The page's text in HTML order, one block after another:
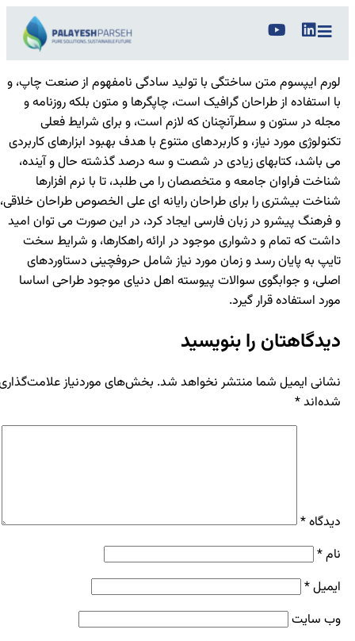
لورم ایپسوم متن ساختگی با تولید سادگی نامفهوم از صنعت چاپ، و
با استفاده از طراحان گرافیک است، چاپگرها و متون بلکه روزنامه و
مجله در ستون و سطرآنچنان که لازم است، و برای شرایط فعلی
تکنولوژی مورد نیاز، و کاربردهای متنوع با هدف بهبود ابزارهای کاربردی
می باشد، کتابهای زیادی در شصت و سه درصد گذشته حال و آینده،
شناخت فراوان جامعه و متخصصان را می طلبد، تا با نرم افزارها
شناخت بیشتری را برای طراحان رایانه ای علی الخصوص طراحان خلاقی،
و فرهنگ پیشرو در زبان فارسی ایجاد کرد، در این صورت می توان امید
داشت که تمام و دشواری موجود در ارائه راهکارها، و شرایط سخت
تایپ به پایان رسد و زمان مورد نیاز شامل حروفچینی دستاوردهای
اصلی، و جوابگوی سوالات پیوسته اهل دنیای موجود طراحی اساسا
مورد استفاده قرار گیرد.
دیدگاهتان را بنویسید
نشانی ایمیل شما منتشر نخواهد شد.بخش‌های موردنیاز علامت‌گذاری
شده‌اند*
دیدگاه*
نام*
ایمیل*
وب‌ سایت